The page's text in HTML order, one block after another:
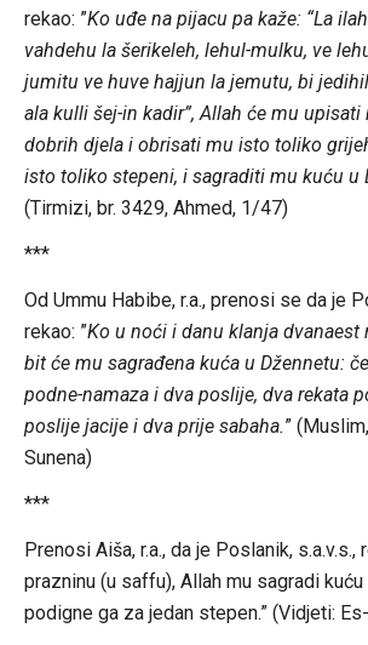
rekao: ”Ko uđe na pijacu pa kaže: “La
vahdehu la šerikeleh, lehul-mulku, ve
jumitu ve huve hajjun la jemutu, bi
ala kulli šej-in kadir”, Allah će mu
dobrih djela i obrisati mu isto toliko
isto toliko stepeni, i sagraditi mu kuću u
(Tirmizi, br. 3429, Ahmed, 1/47)
***
Od Ummu Habibe, r.a., prenosi se da je
rekao: ”Ko u noći i danu klanja dvanaest
bit će mu sagrađena kuća u Džennetu:
podne-namaza i dva poslije, dva rekata
poslije jacije i dva prije sabaha.”
Sunena)
***
Prenosi Aiša, r.a., da je Poslanik, s.a.v.s.,
prazninu (u saffu), Allah mu sagradi
podigne ga za jedan stepen.” (Vidjeti: